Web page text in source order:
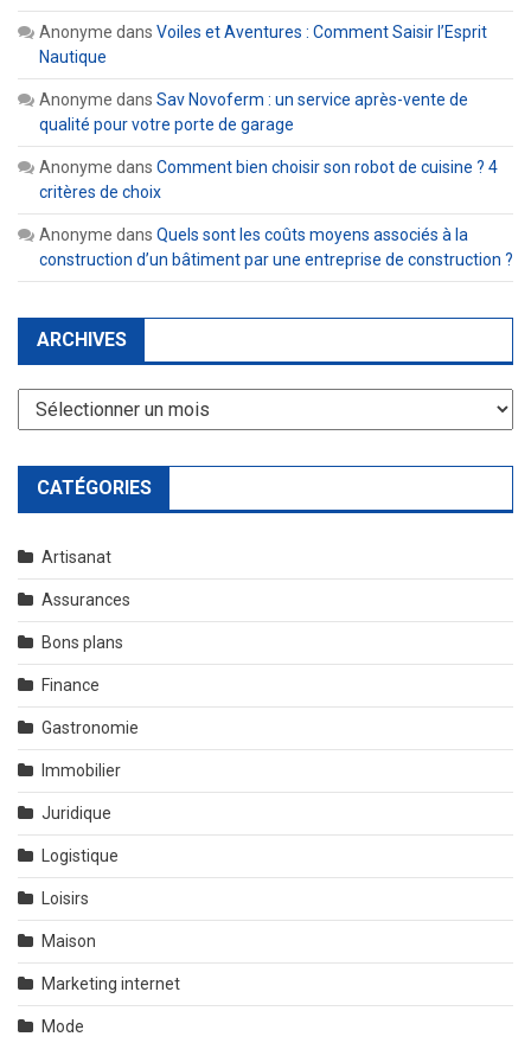
Anonyme dans Voiles et Aventures : Comment Saisir l’Esprit
Nautique
Anonyme dans Sav Novoferm : un service après-vente de
qualité pour votre porte de garage
Anonyme dans Comment bien choisir son robot de cuisine ? 4
critères de choix
Anonyme dans Quels sont les coûts moyens associés à la
construction d’un bâtiment par une entreprise de construction ?
ARCHIVES
Archives
CATÉGORIES
Artisanat
Assurances
Bons plans
Finance
Gastronomie
Immobilier
Juridique
Logistique
Loisirs
Maison
Marketing internet
Mode